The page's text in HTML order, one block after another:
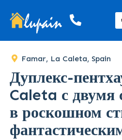
Famar, La Caleta, Spain
Дуплекс-
Caleta с двумя
в роскошном